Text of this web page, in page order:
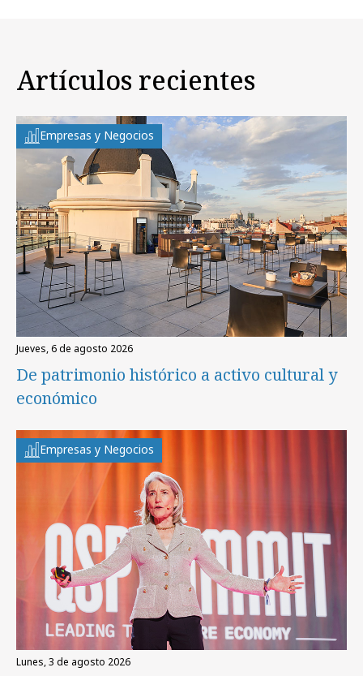
Artículos recientes
Empresas y Negocios
jueves, 6 de agosto 2026
De patrimonio histórico a activo cultural y
económico
Empresas y Negocios
lunes, 3 de agosto 2026